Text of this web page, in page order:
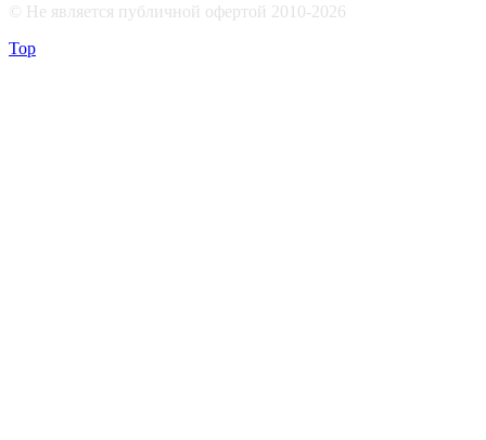
© Не является публичной офертой 2010-2026
Top